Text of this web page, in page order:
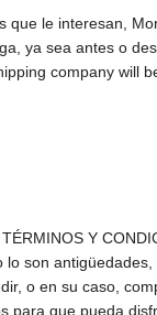
que le interesan,
ya sea antes o
company will
para la subasta se le asignará un número de paleta, con la cual usted podrá realizar las pujas que considere convenientes. ¿CÓMO SE LLEVA A CABO LA SUBASTA? Al dar inicio, el martillero indicará el lote a ser subastado, ya sea por medio del número que corresponda de acuerdo al catálogo de la subasta o dando lectura a la descripción, las características y el precio de salida. La subasta de cada lote se iniciará cuando el martillero pregone el precio de salida del mismo y entonces, los licitadores podrán hacer efectivas las pujas o aceptar la postura ofrecida por el martillero. El martillero podrá abrir la puja de cualquier lote colocando un precio a nombre de un vendedor. El martillero podrá pujar por el lote en nombre del vendedor, hasta el precio de reserva, por medio de las pujas sucesivas o consecutivas, o colocando pujas en respuesta a otros compradores. Para que el martillero adjudique un lote será necesario que no haya pujas que mejoren la anterior; por lo tanto, el precio mencionado por el martillero constituirá el precio de martillo o de venta que deberá pagar el licitador. La mercancía se subasta,